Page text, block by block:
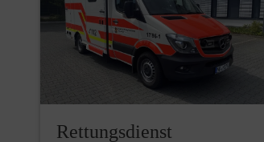
Rettungsdienst